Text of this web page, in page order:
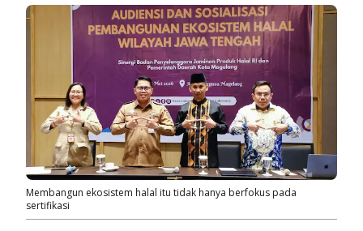
Membangun ekosistem halal itu tidak hanya berfokus pada
sertifikasi